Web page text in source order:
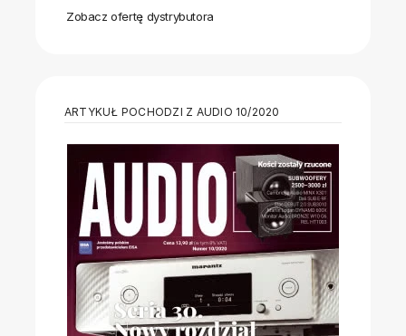
Zobacz ofertę dystrybutora
ARTYKUŁ POCHODZI Z AUDIO 10/2020